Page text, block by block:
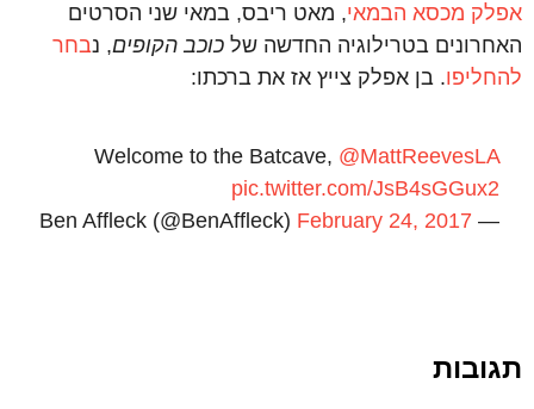
אפלק מכסא הבמאי, מאט ריבס, במאי שני הסרטים
האחרונים בטרילוגיה החדשה של כוכב הקופים, נבחר
להחליפו. בן אפלק צייץ אז את ברכתו:
Welcome to the Batcave, @MattReevesLA
pic.twitter.com/JsB4sGGux2
— Ben Affleck (@BenAffleck)
February 24, 2017
תגובות